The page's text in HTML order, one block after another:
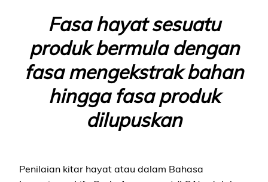
Fasa hayat sesuatu
produk bermula dengan
fasa mengekstrak bahan
hingga fasa produk
dilupuskan
Penilaian kitar hayat atau dalam Bahasa